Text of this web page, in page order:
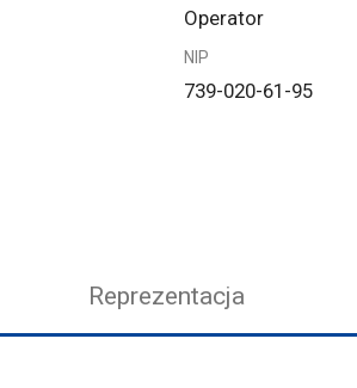
Operator
NIP
739-020-61-95
Reprezentacja